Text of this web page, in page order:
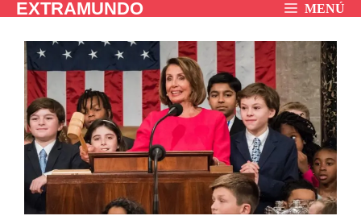
Saltar
contenido
EXTRAMUNDO MENÚ